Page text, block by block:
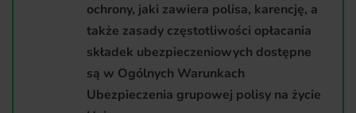
ochrony, jaki zawiera polisa, karencję, a
także zasady częstotliwości opłacania
składek ubezpieczeniowych dostępne
są w Ogólnych Warunkach
Ubezpieczenia grupowej polisy na życie